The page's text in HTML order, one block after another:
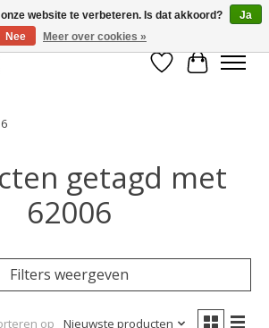
Verlanglijst
getagd met
62006
Filters weergeven
op Nieuwste producten
website te verbeteren. Is dat akkoord?
Ja
Nee
Meer over cookies »